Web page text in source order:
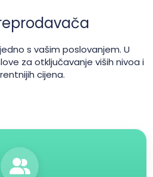
s vašim poslovanjem. U
za otključavanje viših nivoa i
cijena.